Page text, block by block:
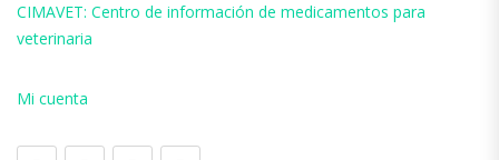
CIMAVET: Centro de información de medicamentos para
veterinaria
Mi cuenta